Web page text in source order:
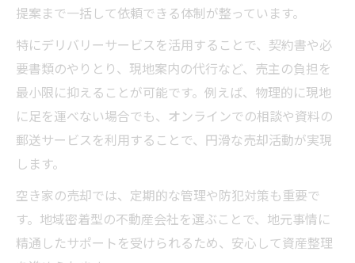
方法
安心できる不動産売却の流れを詳しく解説
不動産売却の基本的な流れと重要な注意点
安心して進めるための手続きチェックリス
売却から引き渡しまでの具体的なステップ
トラブルを防ぐ不動産売却の進め方を紹介
不動産売却でよくある疑問とその対処法
提案まで一括して依頼できる体制が整っています。
特にデリバリーサービスを活用することで、契約書や必
要書類のやりとり、現地案内の代行など、売主の負担を
最小限に抑えることが可能です。例えば、物理的に現地
に足を運べない場合でも、オンラインでの相談や資料の
郵送サービスを利用することで、円滑な売却活動が実現
します。
空き家の売却では、定期的な管理や防犯対策も重要で
す。地域密着型の不動産会社を選ぶことで、地元事情に
精通したサポートを受けられるため、安心して資産整理